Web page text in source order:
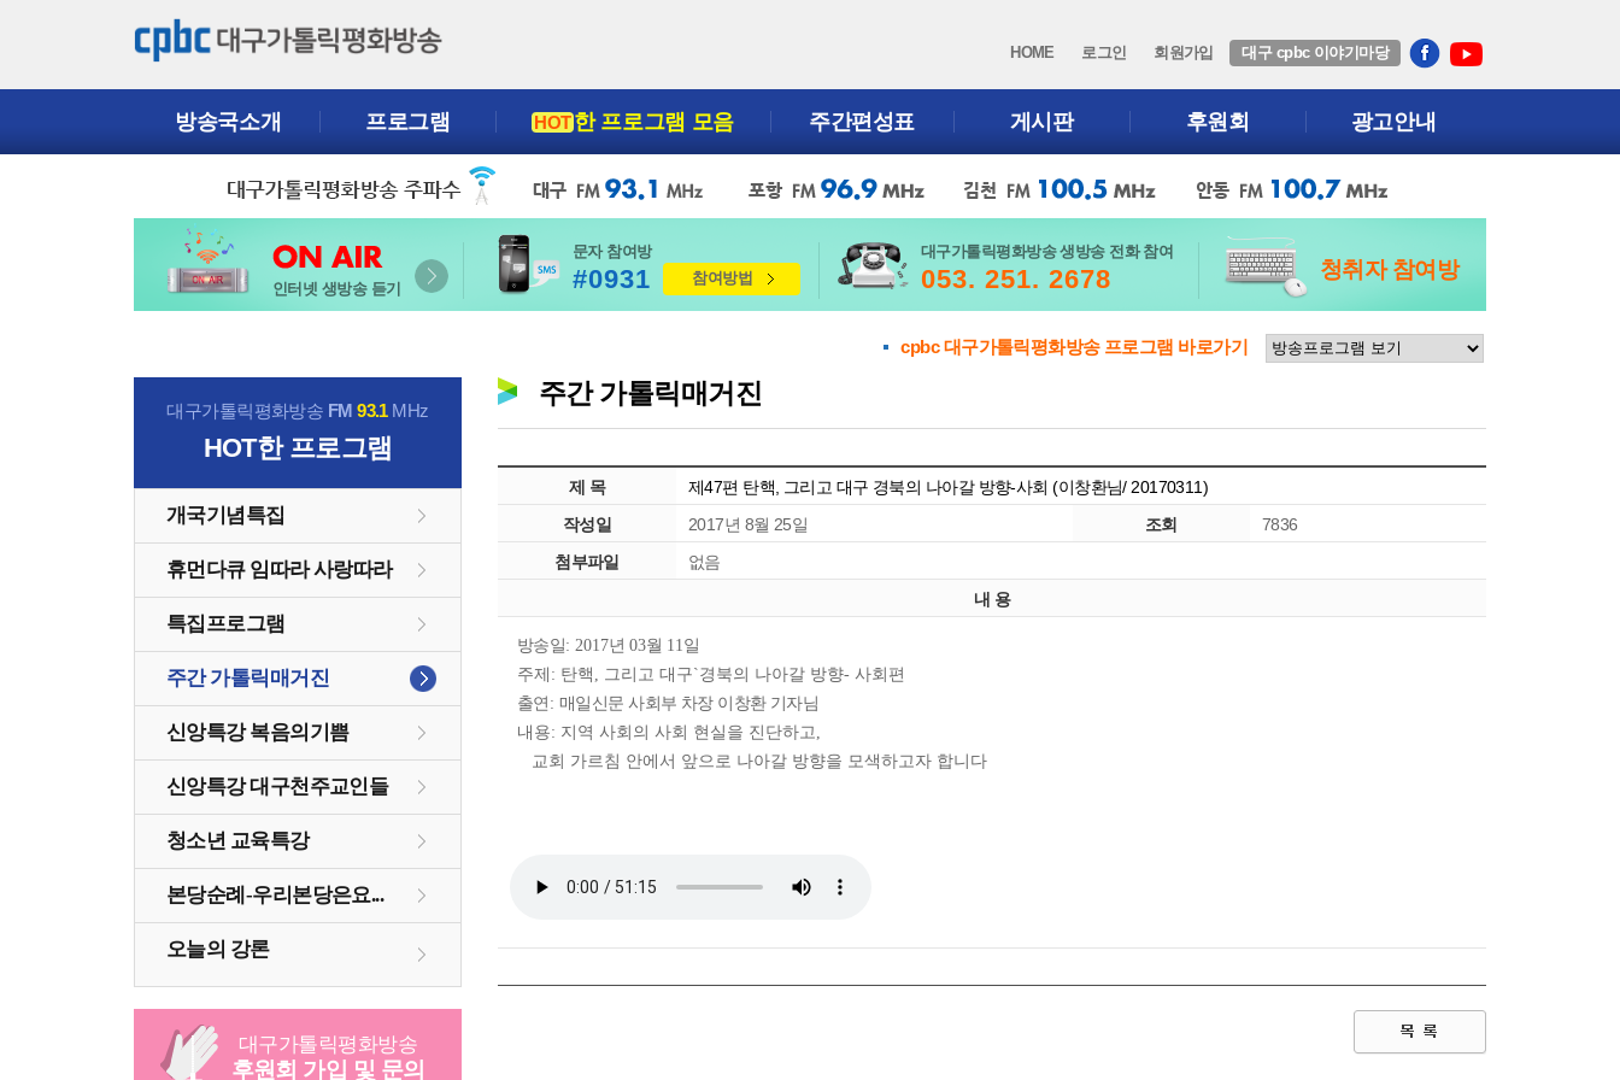
HOME 로그인 회원가입 대구 cpbc 이야기마당
방송국소개 프로그램 HOT한 프로그램 모음 주간편성표 게시판 후원회 광고안내
인터넷 생방송 듣기
문자 참여방
#0931 참여방법
대구가톨릭평화방송 생방송 전화 참여
053. 251. 2678 청취자 참여방
cpbc 대구가톨릭평화방송 프로그램 바로가기
대구가톨릭평화방송 FM93.1MHz
HOT한 프로그램
개국기념특집
휴먼다큐 임따라 사랑따라
특집프로그램
주간 가톨릭매거진
신앙특강 복음의기쁨
신앙특강 대구천주교인들
청소년 교육특강
본당순례-우리본당은요...
오늘의 강론
대구가톨릭평화방송
후원회 가입 및 문의
주간 가톨릭매거진
제 목
제47편 탄핵, 그리고 대구 경북의 나아갈 방향-사회 (이창환님/ 20170311)
작성일
2017년 8월 25일 조회
7836
첨부파일
없음
내 용
방송일: 2017년03월 11일
주제 : 탄핵 , 그리고 대구`경북의 나아갈 방향- 사회편
출연 : 매일신문 사회부 차장 이창환 기자님
내용: 지역 사회의 사회 현실을 진단하고,
교회 가르침 안에서 앞으로 나아갈 방향을 모색하고자 합니다